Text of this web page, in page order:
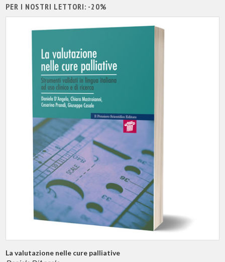
PER I NOSTRI LETTORI: -20%
La valutazione nelle cure palliative